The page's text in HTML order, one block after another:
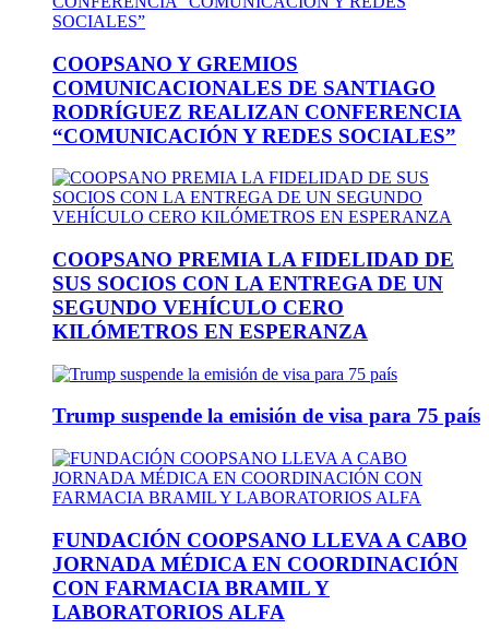
COOPSANO Y GREMIOS
COMUNICACIONALES DE SANTIAGO
RODRÍGUEZ REALIZAN CONFERENCIA
“COMUNICACIÓN Y REDES SOCIALES”
COOPSANO PREMIA LA FIDELIDAD DE
SUS SOCIOS CON LA ENTREGA DE UN
SEGUNDO VEHÍCULO CERO
KILÓMETROS EN ESPERANZA
Trump suspende la emisión de visa para 75 país
FUNDACIÓN COOPSANO LLEVA A CABO
JORNADA MÉDICA EN COORDINACIÓN
CON FARMACIA BRAMIL Y
LABORATORIOS ALFA